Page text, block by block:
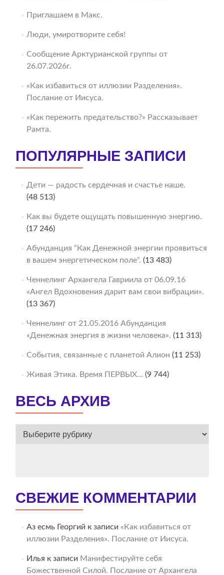
Приглашаем в Макс.
Люди, умиротворите себя!
Сообщение Арктурианской группы от
26.07.2026г.
«Как избавиться от иллюзии Разделения».
Послание от Иисуса.
«Как пережить предательство?» Рассказывает
Рамта.
ПОПУЛЯРНЫЕ ЗАПИСИ
Дети — радость сердечная и счастье наше.
(48 513)
Как вы будете ощущать повышенную энергию.
(17 246)
Абунданция “Как Денежной энергии проявиться
в вашем энергетическом поле“. (13 483)
Ченнелинг Архангела Гавриила от 06.09.16
«Ангел Вдохновения дарит вам свои вибрации».
(13 367)
Ченнелинг от 21.05.2016 Абунданция
«Денежная энергия в жизни человека». (11 313)
События, связанные с планетой Алион (11 253)
Живая Этика. Время ПЕРВЫХ… (9 744)
ВЕСЬ АРХИВ
ВЕСЬ
СВЕЖИЕ КОММЕНТАРИИ
Аз есмь Георгий к записи «Как избавиться от
иллюзии Разделения». Послание от Иисуса.
Илья к записи Манифестируйте себя
Божественной Силой. Послание от Архангела